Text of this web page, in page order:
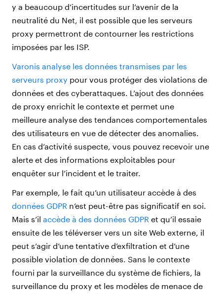
y a beaucoup d’incertitudes sur l’avenir de la
neutralité du Net, il est possible que les serveurs
proxy permettront de contourner les restrictions
imposées par les ISP.
Varonis analyse les données transmises par les
serveurs proxy pour vous protéger des violations de
données et des cyberattaques. L’ajout des données
de proxy enrichit le contexte et permet une
meilleure analyse des tendances comportementales
des utilisateurs en vue de détecter des anomalies.
En cas d’activité suspecte, vous pouvez recevoir une
alerte et des informations exploitables pour
enquêter sur l’incident et le traiter.
Par exemple, le fait qu’un utilisateur accède à des
données GDPR n’est peut-être pas significatif en soi.
Mais s’il accède à des données GDPR et qu’il essaie
ensuite de les téléverser vers un site Web externe, il
peut s’agir d’une tentative d’exfiltration et d’une
possible violation de données. Sans le contexte
fourni par la surveillance du système de fichiers, la
surveillance du proxy et les modèles de menace de